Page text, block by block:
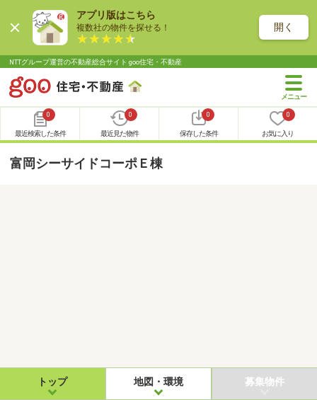
アプリ版はこちら
複数社の物件を探せる！ 開く
NTTグループ運営の不動産総合サイト goo住宅・不動産
0
最近検索した条件
0
最近見た物件
0
保存した条件
0
お気に入り
富岡シーサイドコーポＥ棟
トップ 地図・環境 募集物件